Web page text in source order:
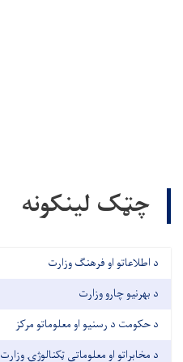
چټک لینکونه
د اطلاعاتو او فرهنګ وزارت
د بهرنیو چارو وزارت
د حکومت د رسنیو او معلوماتو مرکز
د مخابراتو او معلوماتي ټکنالوژۍ وزارت